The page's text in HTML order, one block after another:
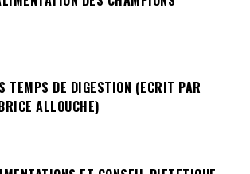
TEMPS DE DIGESTION (ECRIT PAR
ALLOUCHE)